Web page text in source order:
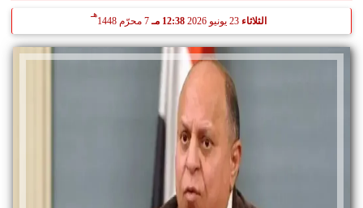
الثلاثاء 23 يونيو 2026 12:38 مـ 7 محرّم 1448
هـ